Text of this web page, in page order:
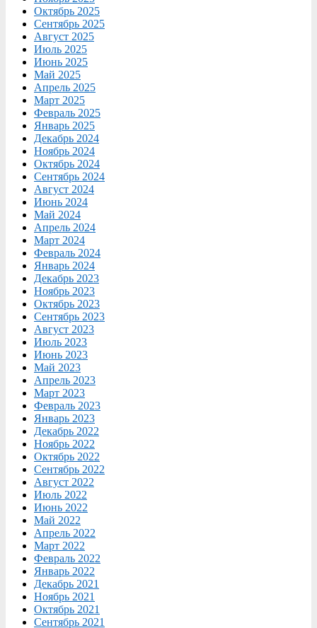
Октябрь 2025
Сентябрь 2025
Август 2025
Июль 2025
Июнь 2025
Май 2025
Апрель 2025
Март 2025
Февраль 2025
Январь 2025
Декабрь 2024
Ноябрь 2024
Октябрь 2024
Сентябрь 2024
Август 2024
Июнь 2024
Май 2024
Апрель 2024
Март 2024
Февраль 2024
Январь 2024
Декабрь 2023
Ноябрь 2023
Октябрь 2023
Сентябрь 2023
Август 2023
Июль 2023
Июнь 2023
Май 2023
Апрель 2023
Март 2023
Февраль 2023
Январь 2023
Декабрь 2022
Ноябрь 2022
Октябрь 2022
Сентябрь 2022
Август 2022
Июль 2022
Июнь 2022
Май 2022
Апрель 2022
Март 2022
Февраль 2022
Январь 2022
Декабрь 2021
Ноябрь 2021
Октябрь 2021
Сентябрь 2021